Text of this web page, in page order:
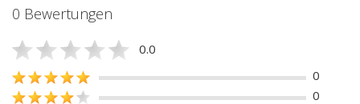
0 Bewertungen
0.0
0
0